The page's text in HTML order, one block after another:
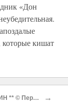
«Дон
которые кишат
КРУГИ РУИН ** © Перевод М. Былинкина →